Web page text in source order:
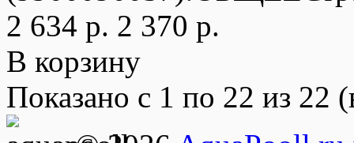
2 634 р. 2 370 р.
В корзину
Показано с 1 по 22 из 22